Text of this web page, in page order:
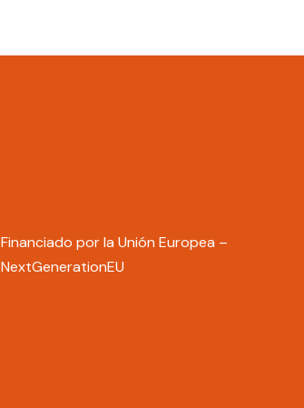
Financiado por la Unión Europea –
NextGenerationEU